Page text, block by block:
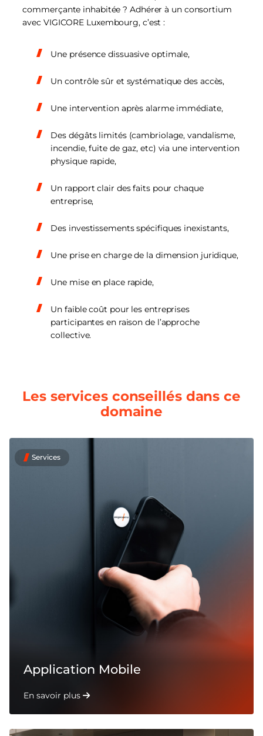
commerçante inhabitée ? Adhérer à un consortium
avec VIGICORE Luxembourg, c’est :
Une présence dissuasive optimale,
Un contrôle sûr et systématique des accès,
Une intervention après alarme immédiate,
Des dégâts limités (cambriolage, vandalisme,
incendie, fuite de gaz, etc) via une intervention
physique rapide,
Un rapport clair des faits pour chaque
entreprise,
Des investissements spécifiques inexistants,
Une prise en charge de la dimension juridique,
Une mise en place rapide,
Un faible coût pour les entreprises
participantes en raison de l’approche
collective.
Les services conseillés dans ce
domaine
Services
Application Mobile
En savoir plus